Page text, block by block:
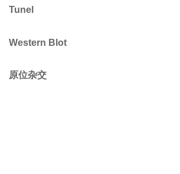
Tunel
Western Blot
原位杂交